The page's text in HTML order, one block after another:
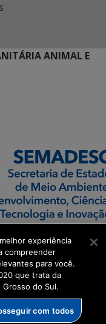
ANIMAL E
experiência
compreender
para você.
que trata da
Grosso do Sul.
com todos